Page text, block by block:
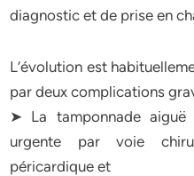
diagnostic et de prise en
L’évolution est
par deux complications
➤ La tamponnade aiguë
urgente par voie
péricardique et